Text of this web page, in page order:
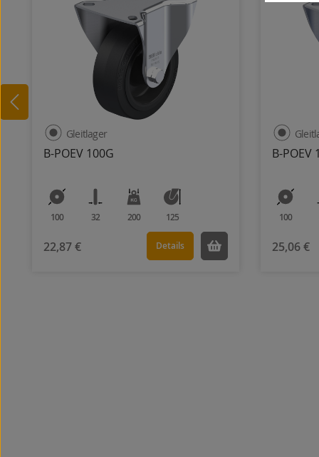
B-POEV 100G
Gleitlager
100 32 200 125
22,87 € Details
B-POEV
100
25,06 €